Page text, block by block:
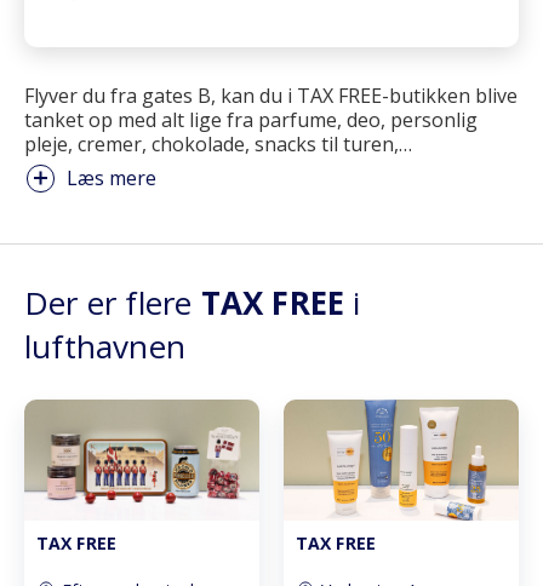
Flyver du fra gates B, kan du i TAX FREE-butikken blive
tanket op med alt lige fra parfume, deo, personlig
pleje, cremer, chokolade, snacks til turen,…
Læs mere
Der er flere TAX FREE i
lufthavnen
TAX FREE TAX FREE